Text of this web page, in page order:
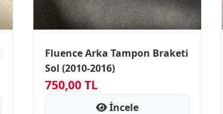
Fluence Arka Tampon Braketi
Sol (2010-2016)
750,00 TL
İncele